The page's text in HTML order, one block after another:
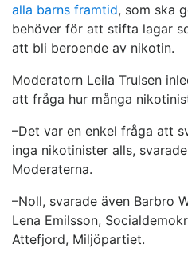
alla barns framtid, som ska
behöver för att stifta lagar
att bli beroende av nikotin.
Moderatorn Leila Trulsen
att fråga hur många
–Det var en enkel fråga att
inga nikotinister alls,
Moderaterna.
–Noll, svarade även Barbro
Lena Emilsson,
Attefjord, Miljöpartiet.